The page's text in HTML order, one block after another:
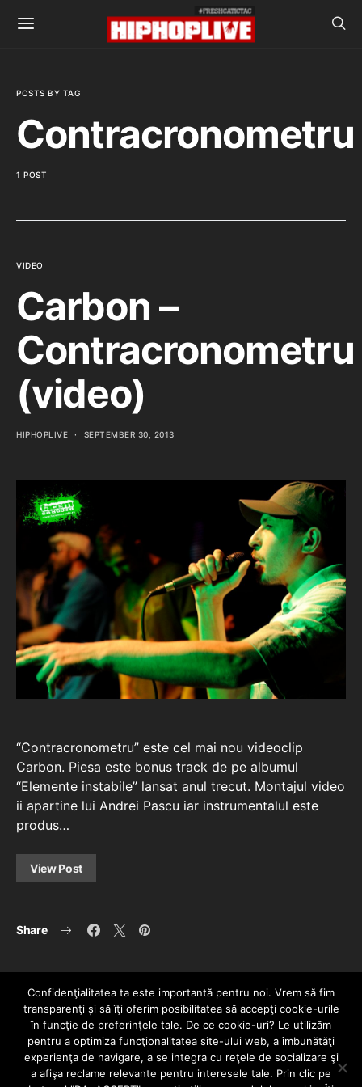
POSTS BY TAG
Contracronometru
1 POST
VIDEO
Carbon –
Contracronometru
(video)
HIPHOPLIVE SEPTEMBER 30, 2013
“Contracronometru” este cel mai nou videoclip
Carbon. Piesa este bonus track de pe albumul
“Elemente instabile” lansat anul trecut. Montajul video
ii apartine lui Andrei Pascu iar instrumentalul este
produs…
View Post
Share
HOME CONTACT POLITICĂ DE CONFIDENȚIALITATE
Confidenţialitatea ta este importantă pentru noi. Vrem să fim
transparenţi și să îţi oferim posibilitatea să accepţi cookie-urile
în funcţie de preferinţele tale. De ce cookie-uri? Le utilizăm
pentru a optimiza funcţionalitatea site-ului web, a îmbunătăţi
experienţa de navigare, a se integra cu reţele de socializare şi
a afişa reclame relevante pentru interesele tale. Prin clic pe